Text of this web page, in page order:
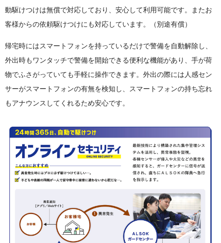
動駆けつけは無償で対応しており、安心して利用可能です。またお
客様からの依頼駆けつけにも対応しています。（別途有償）
帰宅時にはスマートフォンを持っているだけで警備を自動解除し、
外出時もワンタッチで警備を開始できる便利な機能があり、手が荷
物でふさがっていても手軽に操作できます。外出の際には人感セン
サーがスマートフォンの有無を検知し、スマートフォンの持ち忘れ
もアナウンスしてくれるため安心です。